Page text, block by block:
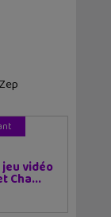
Zep
vidéo
Cha...